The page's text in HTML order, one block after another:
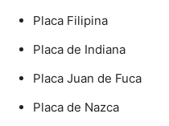
Placa Filipina
Placa de Indiana
Placa Juan de Fuca
Placa de Nazca